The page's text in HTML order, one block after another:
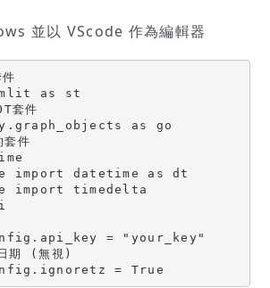
並以 VScode 作為編輯器
as st
套件
as go
套件
import datetime as dt
import timedelta
= "your_key"
期 (無視)
= True